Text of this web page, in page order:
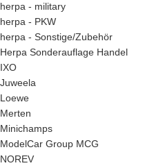
herpa - military
herpa - PKW
herpa - Sonstige/Zubehör
Herpa Sonderauflage Handel
IXO
Juweela
Loewe
Merten
Minichamps
ModelCar Group MCG
NOREV